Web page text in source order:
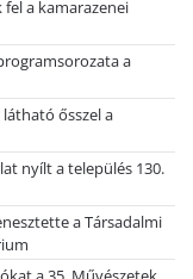
a kamarazenei
a
ősszel a
nyílt a település 130.
a Társadalmi